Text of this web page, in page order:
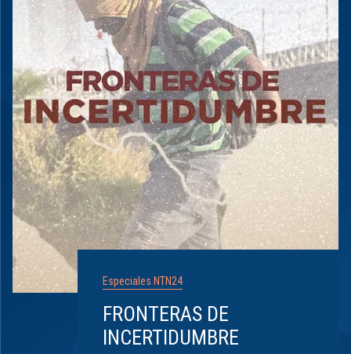
Especiales NTN24
FRONTERAS DE
INCERTIDUMBRE